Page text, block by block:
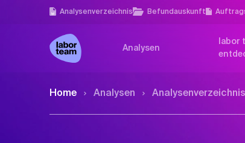
Analysen­verzeichnis Befundauskunft
Analysen
labor
Home Analysen Analysen­verzeichnis